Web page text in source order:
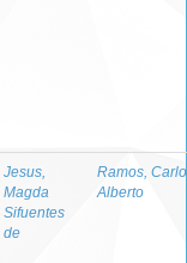
Jesus,
Magda
Sifuentes
de
Ramos,
Alberto